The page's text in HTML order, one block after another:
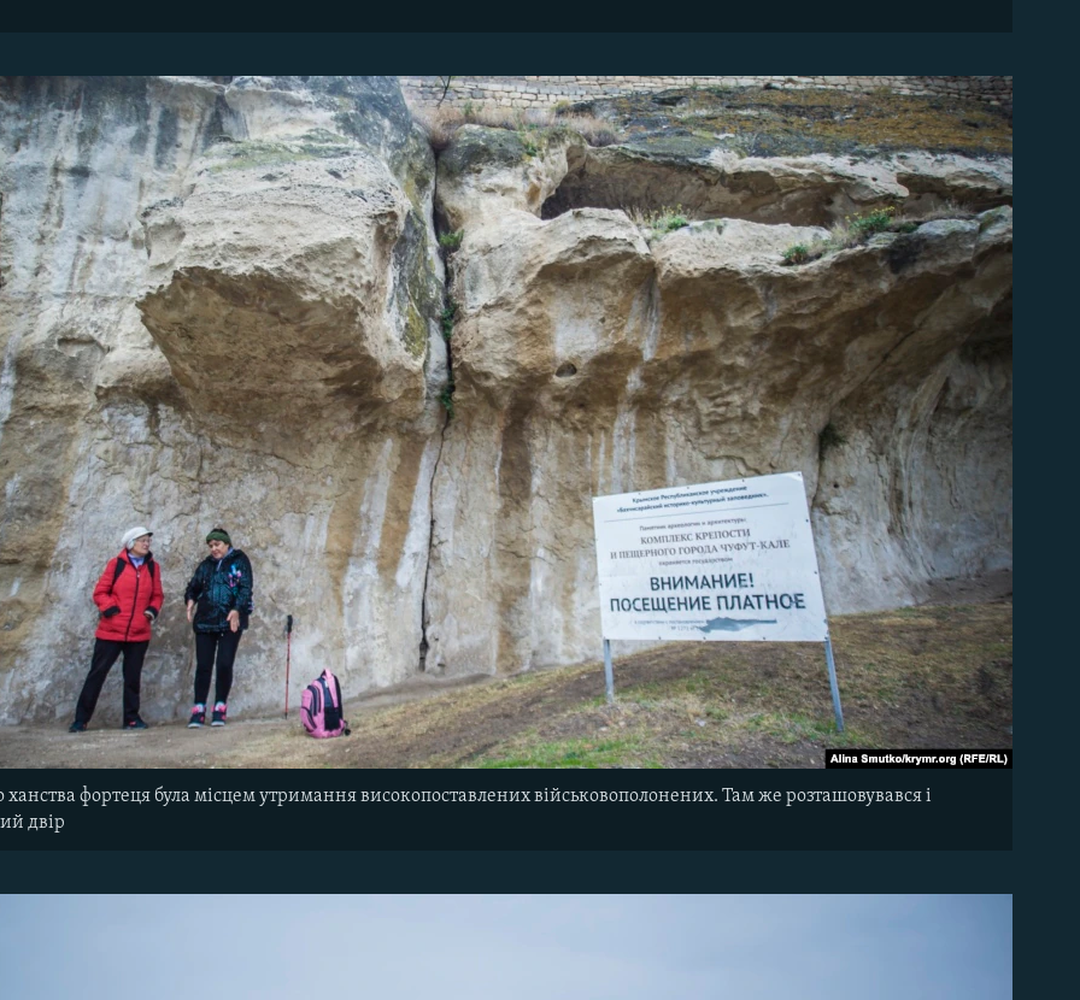
ханства фортеця була місцем утримання високопоставлених військовополонених. Там же розташовувався і
двір